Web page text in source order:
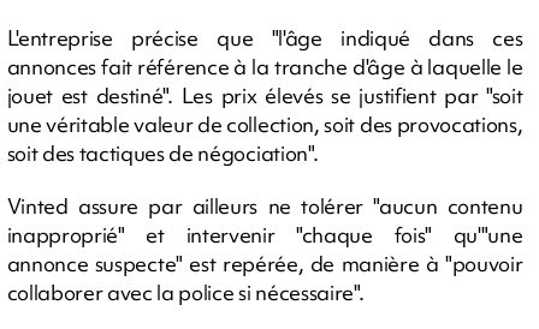
L'entreprise précise que "l'âge indiqué dans ces
annonces fait référence à la tranche d'âge à laquelle le
jouet est destiné". Les prix élevés se justifient par "soit
une véritable valeur de collection, soit des provocations,
soit des tactiques de négociation".
Vinted assure par ailleurs ne tolérer "aucun contenu
inapproprié" et intervenir "chaque fois" qu'"une
annonce suspecte" est repérée, de manière à "pouvoir
collaborer avec la police si nécessaire".